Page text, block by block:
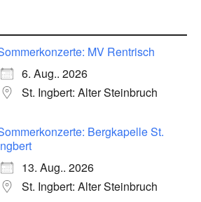
MV Rentrisch
6. Aug.. 2026
St. Ingbert: Alter Steinbruch
Bergkapelle St.
13. Aug.. 2026
St. Ingbert: Alter Steinbruch